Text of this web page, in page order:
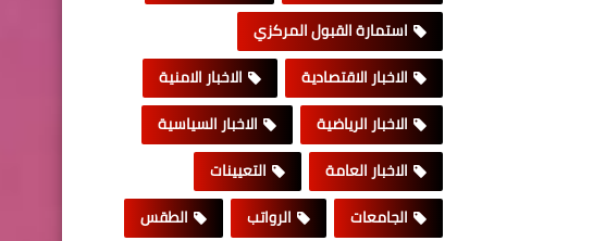
استمارة القبول المركزي
الاخبار الاقتصادية
الاخبار الامنية
الاخبار الرياضية
الاخبار السياسية
الاخبار العامة
التعيينات
الجامعات
الرواتب الطقس